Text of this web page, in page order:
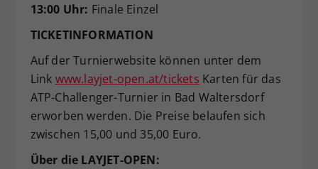
13:00 Uhr: Finale Einzel
TICKETINFORMATION
Auf der Turnierwebsite können unter dem
Link www.layjet-open.at/tickets Karten für das
ATP-Challenger-Turnier in Bad Waltersdorf
erworben werden. Die Preise belaufen sich
zwischen 15,00 und 35,00 Euro.
Über die LAYJET-OPEN: